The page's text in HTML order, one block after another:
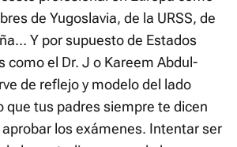
de Yugoslavia, de la URSS, de
Y por supuesto de Estados
como el Dr. J o Kareem Abdul-
de reflejo y modelo del lado
que tus padres siempre te dicen
los exámenes. Intentar ser